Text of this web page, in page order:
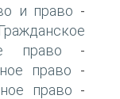
и право -
Гражданское
право -
право -
право -